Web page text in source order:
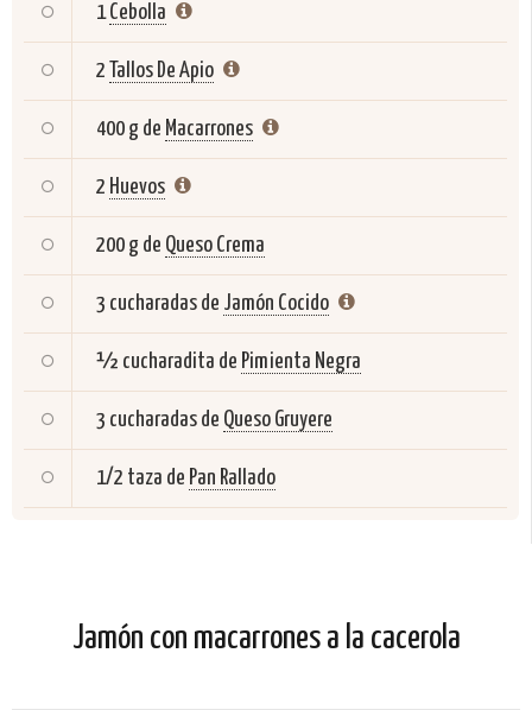
1 Cebolla
2 Tallos De Apio
400 g de Macarrones
2 Huevos
200 g de Queso Crema
3 cucharadas de Jamón Cocido
½ cucharadita de Pimienta Negra
3 cucharadas de Queso Gruyere
1/2 taza de Pan Rallado
Jamón con macarrones a la cacerola